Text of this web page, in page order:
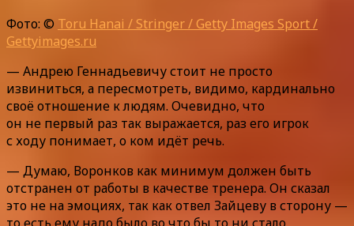
Фото: © Toru Hanai / Stringer / Getty Images Sport /
Gettyimages.ru
— Андрею Геннадьевичу стоит не просто
извиниться, а пересмотреть, видимо, кардинально
своё отношение к людям. Очевидно, что
он не первый раз так выражается, раз его игрок
с ходу понимает, о ком идёт речь.
— Думаю, Воронков как минимум должен быть
отстранен от работы в качестве тренера. Он сказал
это не на эмоциях, так как отвел Зайцеву в сторону —